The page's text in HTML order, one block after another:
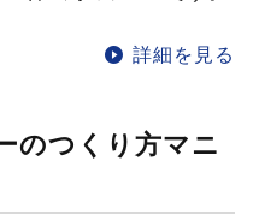
詳細を見る
のつくり方マニ